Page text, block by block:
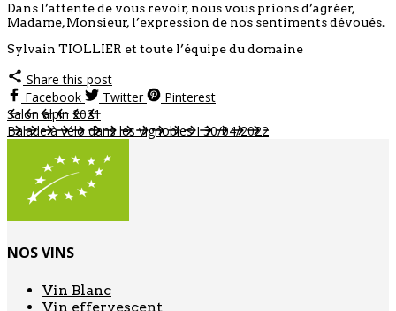
Dans l’attente de vous revoir, nous vous prions d’agréer,
Madame, Monsieur, l’expression de nos sentiments dévoués.
Sylvain TIOLLIER et toute l’équipe du domaine
Share this post
Facebook
Twitter
Pinterest
Salon alpin 2021
Balade à vélo dans les vignobles I 30/04/2022
NOS VINS
Vin Blanc
Vin effervescent